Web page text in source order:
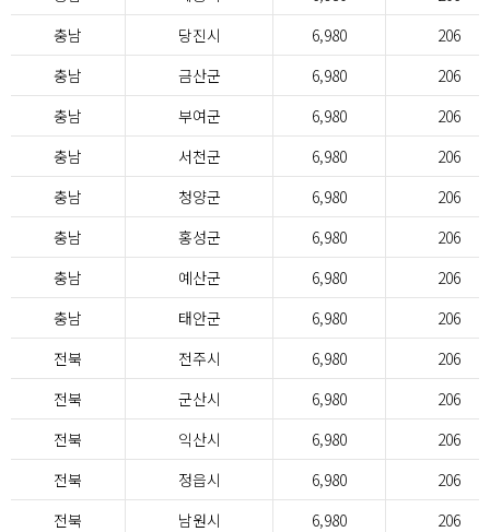
충남
당진시 6,980
206
충남
금산군 6,980
206
충남
부여군 6,980
206
충남
서천군 6,980
206
충남
청양군 6,980
206
충남
홍성군 6,980
206
충남
예산군 6,980
206
충남
태안군 6,980
206
전북
전주시 6,980
206
전북
군산시 6,980
206
전북
익산시 6,980
206
전북
정읍시 6,980
206
전북
남원시 6,980
206